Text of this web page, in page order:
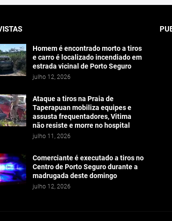
Homem é encontrado morto a tiros
e carro é localizado incendiado em
estrada vicinal de Porto Seguro
julho 12, 2026
Ataque a tiros na Praia de
Taperapuan mobiliza equipes e
assusta frequentadores, Vitima
não resiste e morre no hospital
julho 11, 2026
Comerciante é executado a tiros no
Centro de Porto Seguro durante a
madrugada deste domingo
julho 12, 2026